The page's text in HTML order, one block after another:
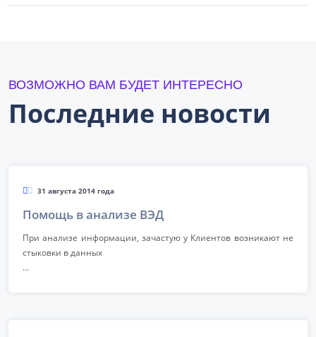
ВОЗМОЖНО ВАМ БУДЕТ ИНТЕРЕСНО
Последние новости
31 августа 2014 года
Помощь в анализе ВЭД
При анализе информации, зачастую у Клиентов возникают не
стыковки в данных
...